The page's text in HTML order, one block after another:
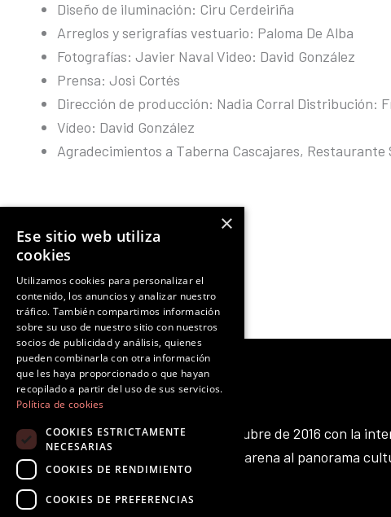
Diseño de iluminación: Ciru Cerdeiriña
Arreglos y serigrafías vestuario: Paloma De Alba
Fotografías: Javier Naval Video: David González
Prensa: Josi Cortés
Dirección de producción: Nadia Corral Distribución:
Vídeo: David González
Agradecimientos a Taberna Cascajares, Restaurante
AntNOTICIA ANTERIOR
Octubre Producciones nace en octubre de 2016 con la
aportar nuestro pequeño grano de arena al panorama
existente.
F
T
I
Y
L
×
Ese sitio web utiliza
cookies
Utilizamos cookies para personalizar el
contenido, los anuncios y analizar nuestro
tráfico. También compartimos información
sobre su uso de nuestro sitio con nuestros
socios de publicidad y análisis, quienes
pueden combinarla con otra información
que les haya proporcionado o que hayan
recopilado a partir del uso de sus servicios.
Política de cookies
COOKIES ESTRICTAMENTE
NECESARIAS
COOKIES DE RENDIMIENTO
COOKIES DE PREFERENCIAS